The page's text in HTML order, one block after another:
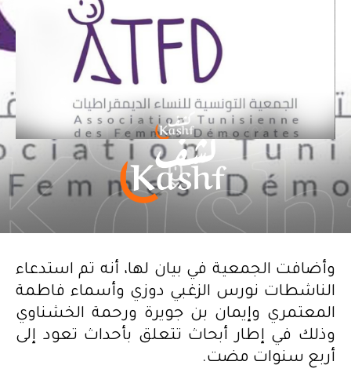
وأضافت الجمعية في بيان لها، أنه تم استدعاء
الناشطات نورس الزغبي دوزي وأسماء فاطمة
المعتمري وإيمان بن جويرة ورحمة الخشناوي
وذلك في إطار أبحاث تتعلق بأحداث تعود إلى
أربع سنوات مضت.